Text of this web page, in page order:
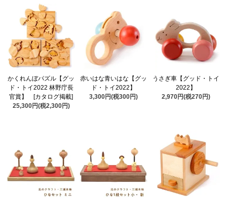
かくれんぼパズル【グッ
ド・トイ2022 林野庁長
官賞】 [カタログ掲載]
25,300円(税2,300円)
赤いはな青いはな【グッ
ド・トイ2022】
3,300円(税300円)
うさぎ車【グッド・トイ
2022】
2,970円(税270円)